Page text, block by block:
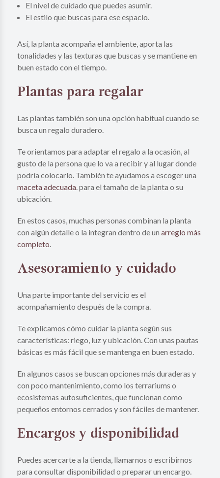
El nivel de cuidado que puedes asumir.
El estilo que buscas para ese espacio.
Así, la planta acompaña el ambiente, aporta las
tonalidades y las texturas que buscas y se mantiene en
buen estado con el tiempo.
Plantas para regalar
Las plantas también son una opción habitual cuando se
busca un regalo duradero.
Te orientamos para adaptar el regalo a la ocasión, al
gusto de la persona que lo va a recibir y al lugar donde
podría colocarlo. También te ayudamos a escoger una
maceta adecuada. para el tamaño de la planta o su
ubicación.
En estos casos, muchas personas combinan la planta
con algún detalle o la integran dentro de un arreglo más
completo.
Asesoramiento y cuidado
Una parte importante del servicio es el
acompañamiento después de la compra.
Te explicamos cómo cuidar la planta según sus
características: riego, luz y ubicación. Con unas pautas
básicas es más fácil que se mantenga en buen estado.
En algunos casos se buscan opciones más duraderas y
con poco mantenimiento, como los terrariums o
ecosistemas autosuficientes, que funcionan como
pequeños entornos cerrados y son fáciles de mantener.
Encargos y disponibilidad
Puedes acercarte a la tienda, llamarnos o escribirnos
para consultar disponibilidad o preparar un encargo.